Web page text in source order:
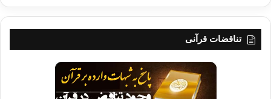
تناقضات قرآنی